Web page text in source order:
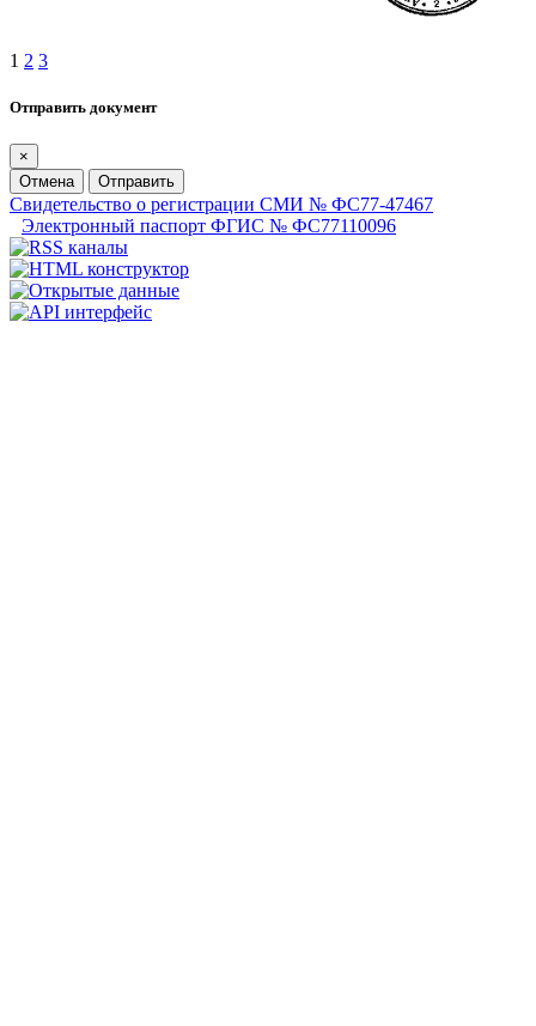
1 2 3
Отправить документ
×
Отмена
Отправить
Свидетельство о регистрации СМИ № ФС77-47467
Электронный паспорт ФГИС № ФС77110096